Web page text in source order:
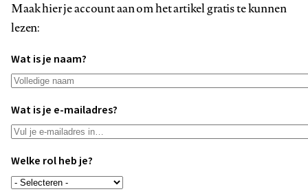
Maak hier je account aan om het artikel gratis te kunnen
lezen:
Wat is je naam?
Wat is je e-mailadres?
Welke rol heb je?